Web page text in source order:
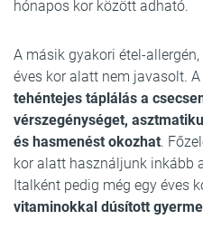
hónapos kor között adható.
A másik gyakori étel-allergén,
éves kor alatt nem javasolt.
tehéntejes táplálás a
vérszegénységet,
és hasmenést okozhat.
kor alatt használjunk inkább
Italként pedig még egy éves
vitaminokkal dúsított